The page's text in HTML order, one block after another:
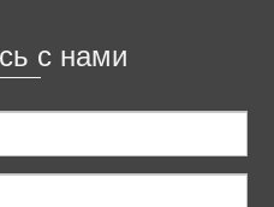
с нами